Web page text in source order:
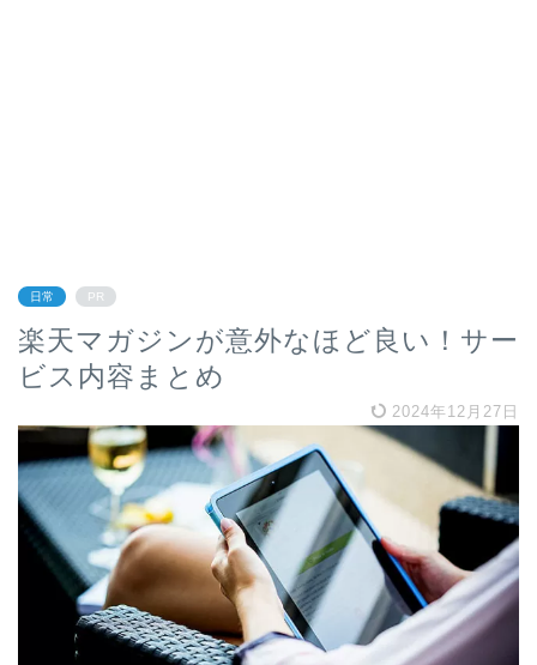
日常 PR
楽天マガジンが意外なほど良い！サー
ビス内容まとめ
2024年12月27日